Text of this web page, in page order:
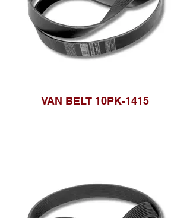
VAN BELT 10PK-1415